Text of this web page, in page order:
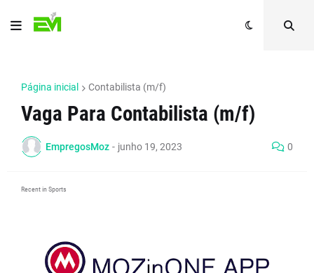
Página inicial Contabilista (m/f)
Vaga Para Contabilista (m/f)
EmpregosMoz - junho 19, 2023 0
Recent in Sports